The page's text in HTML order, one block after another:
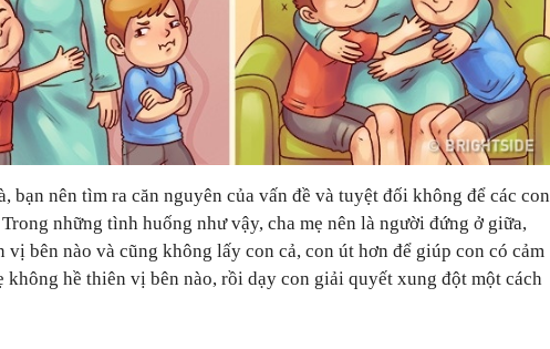
bạn nên tìm ra căn nguyên của vấn đề và tuyệt đối không để các con
những tình huống như vậy, cha mẹ nên là người đứng ở giữa,
vị bên nào và cũng không lấy con cả, con út hơn để giúp con có cảm
không hề thiên vị bên nào, rồi dạy con giải quyết xung đột một cách